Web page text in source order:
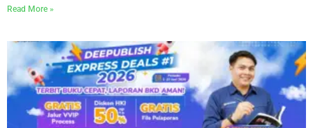
Read More »